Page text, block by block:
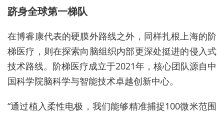
跻身全球第一梯队
在博睿康代表的硬膜外路线之外，同样扎根上海的阶
梯医疗，则在探索向脑组织内部更深处挺进的侵入式
技术路线。阶梯医疗成立于2021年，核心团队源自中
国科学院脑科学与智能技术卓越创新中心。
“通过植入柔性电极，我们能够精准捕捉100微米范围